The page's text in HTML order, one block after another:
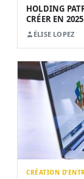
HOLDING
CRÉER EN
ÉLISE LOPEZ
CRÉATION